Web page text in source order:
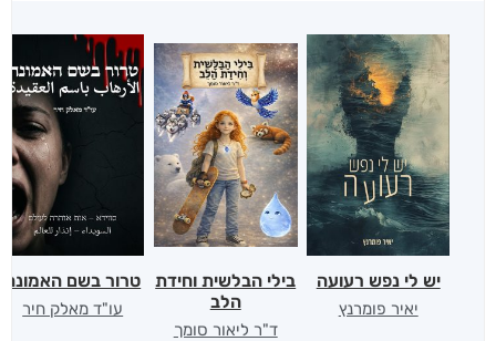
יש לי נפש רעועה
יאיר פומרנץ
בילי הבלשית וחידת
הלב
ד"ר ליאור סומך
טרור בשם האמונה
עו"ד מאלק חיר